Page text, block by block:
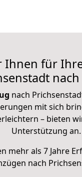
Ihnen für
nach
mit sich
– bieten
Unterstützung an.
mehr als 7 Jahre
nach